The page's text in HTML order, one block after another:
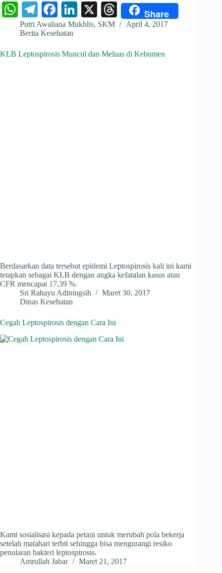
W
ha
ts
A
Te
le
gr
a
Fa
ce
bo
ok
Li
nk
In
X
T
hr
ds
Share
Putri Awaliana Mukhlis, SKM
April 4, 2017
Berita Kesehatan
KLB Leptospirosis Muncul dan Meluas di Kebumen
Berdasarkan data tersebut epidemi Leptospirosis kali ini kami
tetapkan sebagai KLB dengan angka kefatalan kasus atau
CFR mencapai 17,39 %.
Sri Rahayu Adiningsih
Maret 30, 2017
Dinas Kesehatan
Cegah Leptospirosis dengan Cara Ini
Kami sosialisasi kepada petani untuk merubah pola bekerja
setelah matahari terbit sehingga bisa mengurangi resiko
penularan bakteri leptospirosis.
Amrullah Jabar
Maret 21, 2017